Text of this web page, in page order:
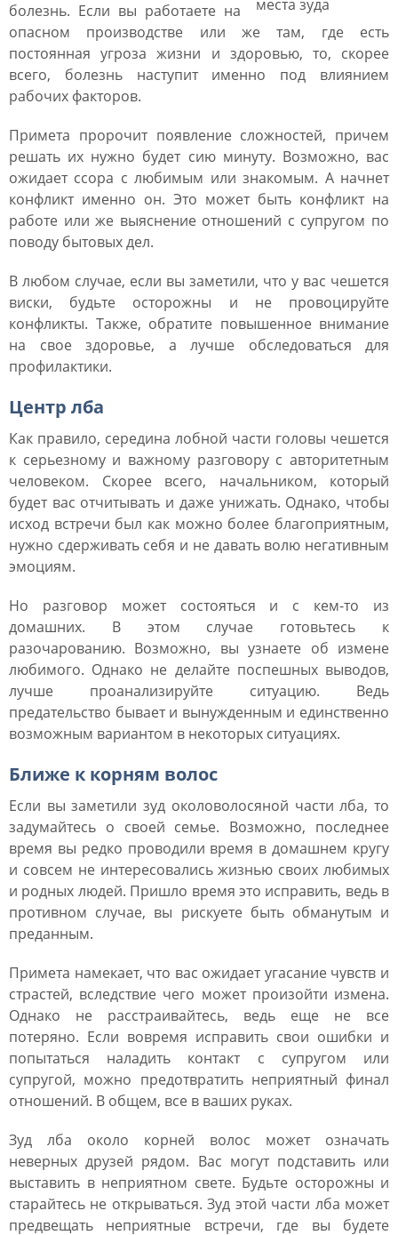
болезнь. Если вы работаете на
опасном производстве или же там, где есть
постоянная угроза жизни и здоровью, то, скорее
всего, болезнь наступит именно под влиянием
рабочих факторов.
Примета пророчит появление сложностей, причем
решать их нужно будет сию минуту. Возможно, вас
ожидает ссора с любимым или знакомым. А начнет
конфликт именно он. Это может быть конфликт на
работе или же выяснение отношений с супругом по
поводу бытовых дел.
В любом случае, если вы заметили, что у вас чешется
виски, будьте осторожны и не провоцируйте
конфликты. Также, обратите повышенное внимание
на свое здоровье, а лучше обследоваться для
профилактики.
Центр лба
Как правило, середина лобной части головы чешется
к серьезному и важному разговору с авторитетным
человеком. Скорее всего, начальником, который
будет вас отчитывать и даже унижать. Однако, чтобы
исход встречи был как можно более благоприятным,
нужно сдерживать себя и не давать волю негативным
эмоциям.
Но разговор может состояться и с кем-то из
домашних. В этом случае готовьтесь к
разочарованию. Возможно, вы узнаете об измене
любимого. Однако не делайте поспешных выводов,
лучше проанализируйте ситуацию. Ведь
предательство бывает и вынужденным и единственно
возможным вариантом в некоторых ситуациях.
Ближе к корням волос
Если вы заметили зуд околоволосяной части лба, то
задумайтесь о своей семье. Возможно, последнее
время вы редко проводили время в домашнем кругу
и совсем не интересовались жизнью своих любимых
и родных людей. Пришло время это исправить, ведь в
противном случае, вы рискуете быть обманутым и
преданным.
Примета намекает, что вас ожидает угасание чувств и
страстей, вследствие чего может произойти измена.
Однако не расстраивайтесь, ведь еще не все
потеряно. Если вовремя исправить свои ошибки и
попытаться наладить контакт с супругом или
супругой, можно предотвратить неприятный финал
отношений. В общем, все в ваших руках.
Зуд лба около корней волос может означать
неверных друзей рядом. Вас могут подставить или
выставить в неприятном свете. Будьте осторожны и
старайтесь не открываться. Зуд этой части лба может
предвещать неприятные встречи, где вы будете